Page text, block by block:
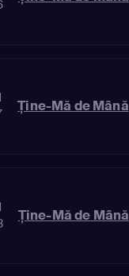
Ține-Mă de Mână
Ține-Mă de Mână